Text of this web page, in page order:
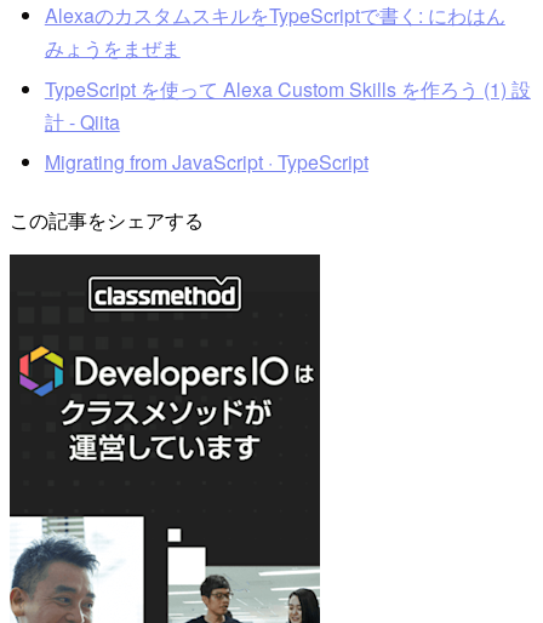
AlexaのカスタムスキルをTypeScriptで書く: にわはん
みょうをまぜま
TypeScript を使って Alexa Custom Skills を作ろう (1) 設
計 - Qiita
Migrating from JavaScript · TypeScript
この記事をシェアする